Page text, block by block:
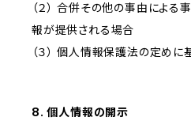
（２） 合併その他の事由によ
報が提供される場合
（３） 個人情報保護法の定め
8. 個人情報の開示